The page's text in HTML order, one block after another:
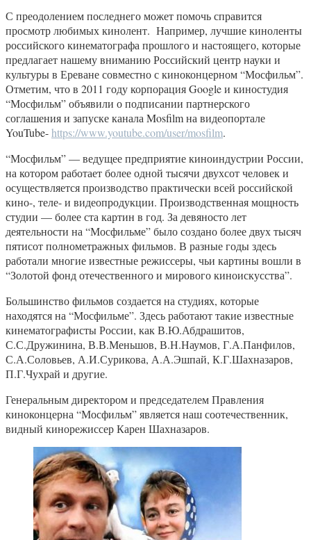
С преодолением последнего может помочь справится
просмотр любимых кинолент. Например, лучшие киноленты
российского кинематографа прошлого и настоящего, которые
предлагает нашему вниманию Российский центр науки и
культуры в Ереване совместно с киноконцерном “Мосфильм”.
Отметим, что в 2011 году корпорация Google и киностудия
“Мосфильм” объявили о подписании партнерского
соглашения и запуске канала Mosfilm на видеопортале
YouTube-https://www.youtube.com/user/mosfilm.
“Мосфильм” — ведущее предприятие киноиндустрии России,
на котором работает более одной тысячи двухсот человек и
осуществляется производство практически всей российской
кино-, теле- и видеопродукции. Производственная мощность
студии — более ста картин в год. За девяносто лет
деятельности на “Мосфильме” было создано более двух тысяч
пятисот полнометражных фильмов. В разные годы здесь
работали многие известные режиссеры, чьи картины вошли в
“Золотой фонд отечественного и мирового киноискусства”.
Большинство фильмов создается на студиях, которые
находятся на “Мосфильме”. Здесь работают такие известные
кинематографисты России, как В.Ю.Абдрашитов,
С.С.Дружинина, В.В.Меньшов, В.Н.Наумов, Г.А.Панфилов,
С.А.Соловьев, А.И.Сурикова, А.А.Эшпай, К.Г.Шахназаров,
П.Г.Чухрай и другие.
Генеральным директором и председателем Правления
киноконцерна “Мосфильм” является наш соотечественник,
видный кинорежиссер Карен Шахназаров.